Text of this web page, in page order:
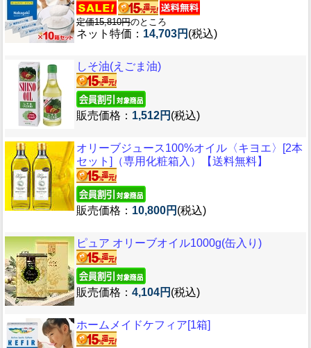
定価15,810円のところ
ネット特価： 14,703円 (税込)
しそ油(えごま油)
販売価格： 1,512円 (税込)
オリーブジュース100%オイル〈キヨエ〉[2本
セット]（専用化粧箱入）【送料無料】
販売価格： 10,800円 (税込)
ピュア オリーブオイル1000g(缶入り)
販売価格： 4,104円 (税込)
ホームメイドケフィア[1箱]